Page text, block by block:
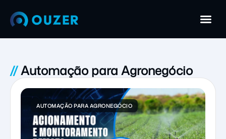
//Automação para Agronegócio
AUTOMAÇÃO PARA AGRONEGÓCIO